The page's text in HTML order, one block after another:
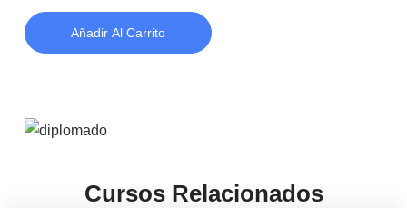
Añadir Al Carrito
Cursos Relacionados